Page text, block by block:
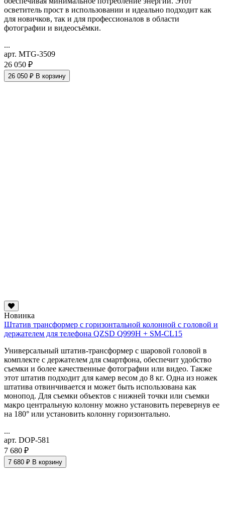
осветитель прост в использовании и идеально подходит как
для новичков, так и для профессионалов в области
фотографии и видеосъёмки.
...
арт. MTG-3509
26 050 ₽
26 050 ₽ В корзину
Новинка
Штатив трансформер с горизонтальной колонной с головой и
держателем для телефона QZSD Q999H + SM-CL15
Универсальный штатив-трансформер с шаровой головой в
комплекте с держателем для смартфона, обеспечит удобство
съемки и более качественные фотографии или видео. Также
этот штатив подходит для камер весом до 8 кг. Одна из ножек
штатива отвинчивается и может быть использована как
монопод. Для съемки объектов с нижней точки или съемки
макро центральную колонну можно установить перевернув ее
на 180° или установить колонну горизонтально.
...
арт. DOP-581
7 680 ₽
7 680 ₽ В корзину